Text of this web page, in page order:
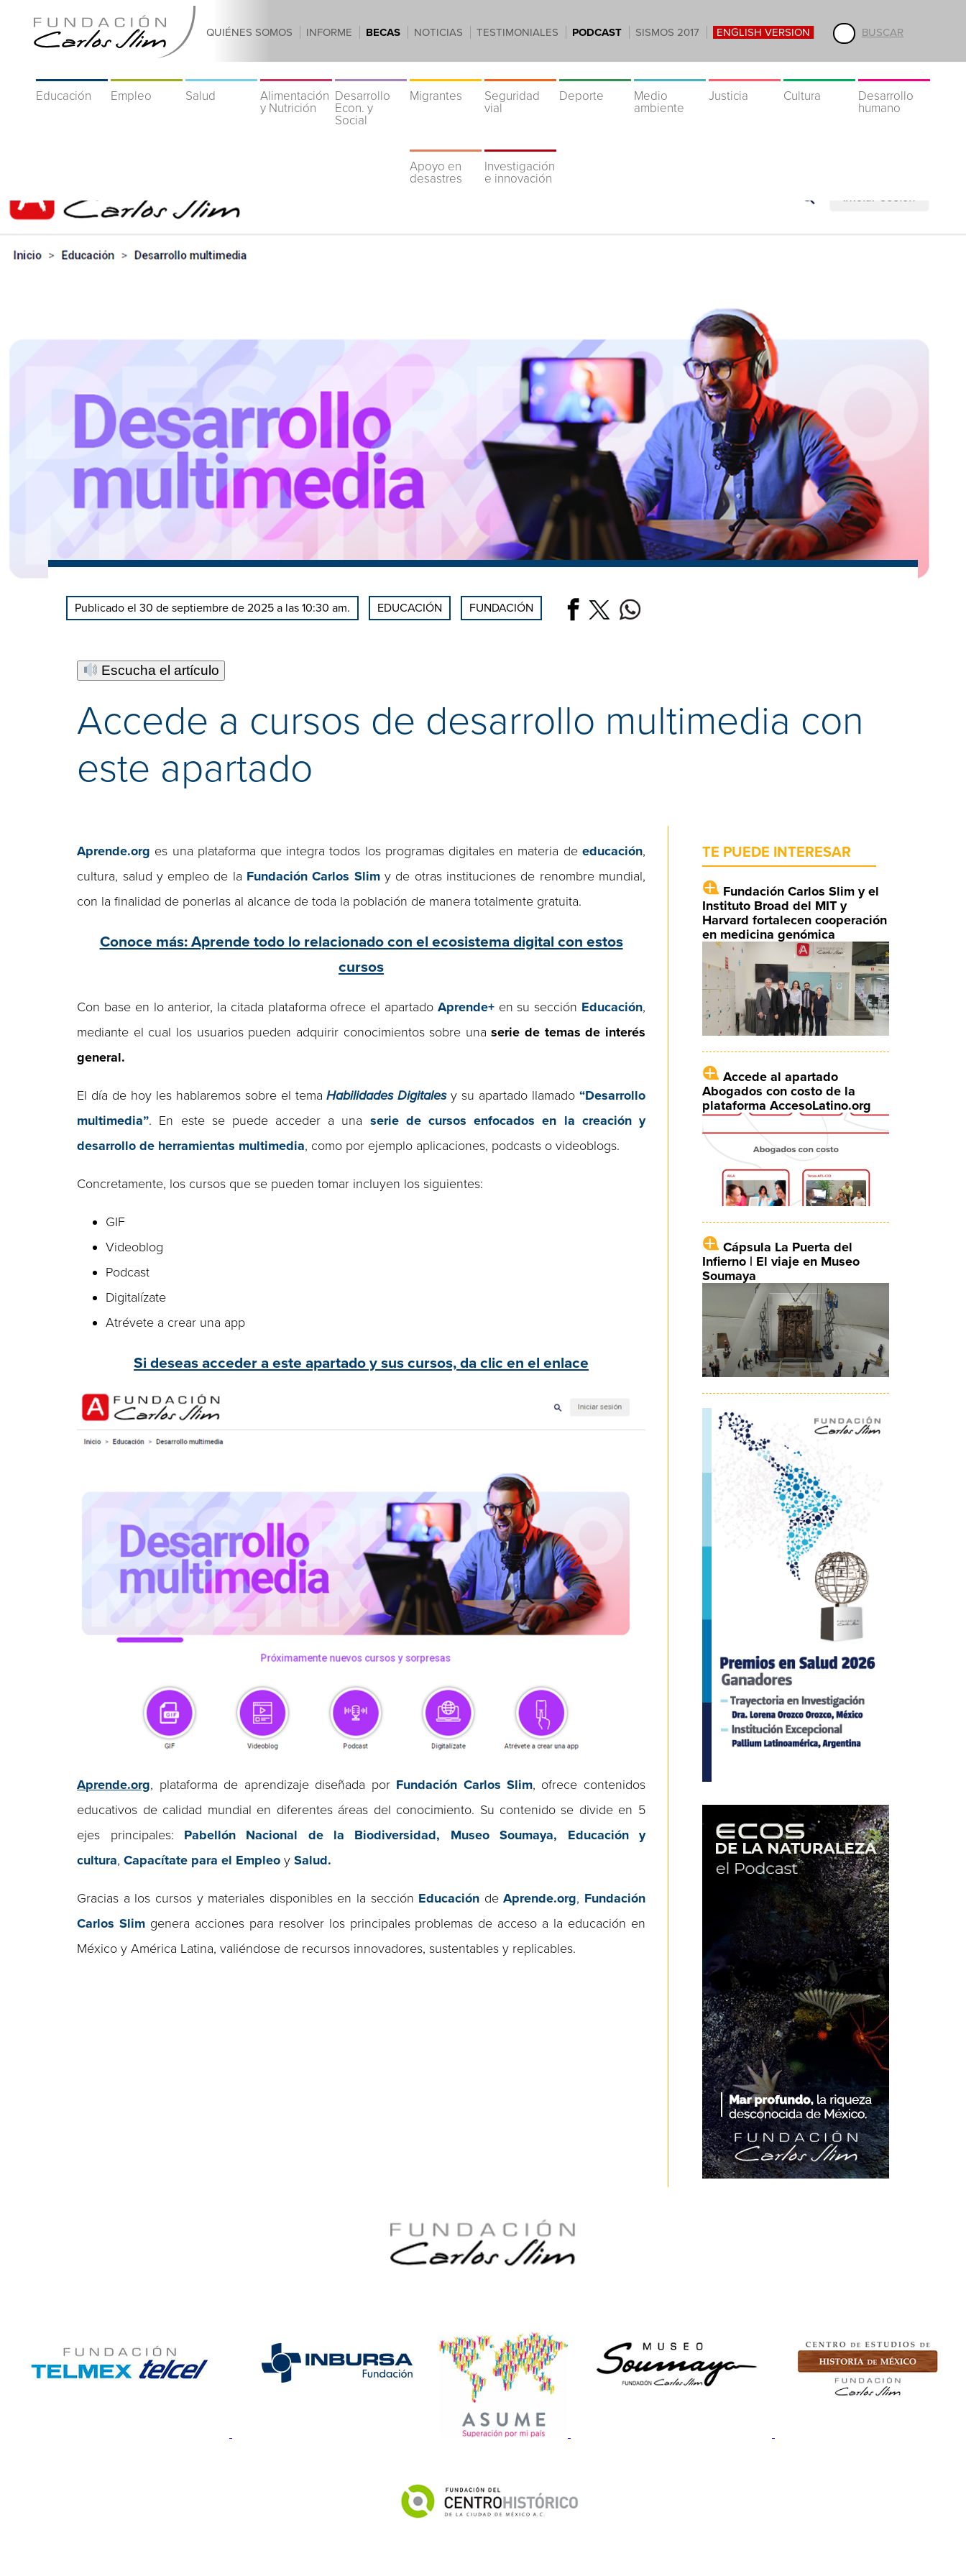
BUSCAR
QUIÉNES SOMOS INFORME BECAS NOTICIAS TESTIMONIALES PODCAST SISMOS 2017 ENGLISH VERSION
Educación Empleo Salud
Alimentación
y Nutrición
Desarrollo
Econ. y
Social
Migrantes
Seguridad
vial
Deporte
Medio
ambiente
Justicia Cultura
Desarrollo
humano
Apoyo en
desastres
Investigación
e innovación
Publicado el 30 de septiembre de 2025 a las 10:30 am. EDUCACIÓN FUNDACIÓN
Escucha el artículo
Accede a cursos de desarrollo multimedia con
este apartado
Aprende.org es una plataforma que integra todos los programas digitales en materia de educación,
cultura, salud y empleo de la Fundación Carlos Slimy de otras instituciones de renombre mundial,
con la finalidad de ponerlas al alcance de toda la población de manera totalmente gratuita.
Conoce más: Aprende todo lo relacionado con el ecosistema digital con estos
cursos
Con base en lo anterior, la citada plataforma ofrece el apartado Aprende+en su sección Educación,
mediante el cual los usuarios pueden adquirir conocimientos sobre una serie de temas de interés
general.
El día de hoy les hablaremos sobre el temaHabilidades Digitalesy su apartado llamado “Desarrollo
multimedia”. En este se puede acceder a una serie de cursos enfocados en la creación y
desarrollo de herramientas multimedia, como por ejemplo aplicaciones, podcasts o videoblogs.
Concretamente, los cursos que se pueden tomar incluyen los siguientes:
GIF
Videoblog
Podcast
Digitalízate
Atrévete a crear una app
Si deseas acceder a este apartado y sus cursos, da clic en el enlace
Aprende.org, plataforma de aprendizaje diseñada por Fundación Carlos Slim, ofrece contenidos
educativos de calidad mundial en diferentes áreas del conocimiento. Su contenido se divide en 5
ejes principales: Pabellón Nacional de la Biodiversidad, Museo Soumaya, Educación y
cultura,Capacítate para el Empleo ySalud.
Gracias a los cursos y materiales disponibles en la sección Educación deAprende.org, Fundación
Carlos Slim genera acciones para resolver los principales problemas de acceso a la educación en
México y América Latina, valiéndose de recursos innovadores, sustentables y replicables.
TE PUEDE INTERESAR
Fundación Carlos Slim y el
Instituto Broad del MIT y
Harvard fortalecen cooperación
en medicina genómica
Accede al apartado
Abogados con costo de la
plataforma AccesoLatino.org
Cápsula La Puerta del
Infierno | El viaje en Museo
Soumaya